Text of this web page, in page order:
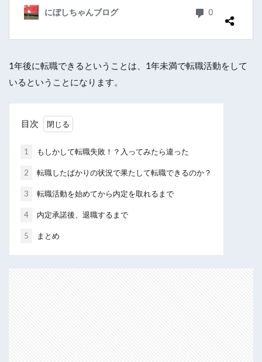
1年後に転職できるということは、1年未満で転職活動をして
いるということになります。
目次
1 もしかして転職失敗！？入ってみたら違った
2 転職したばかりの状況で果たして転職できるのか？
3 転職活動を始めてから内定を取れるまで
4 内定承諾後、退職するまで
5 まとめ